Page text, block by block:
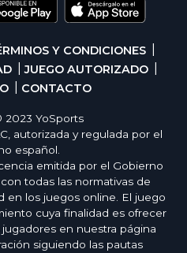
Y CONDICIONES
JUEGO AUTORIZADO
CONTACTO
2023 YoSports
autorizada y regulada por el
español.
emitida por el Gobierno
todas las normativas de
en los juegos online. El juego
cuya finalidad es ofrecer
en nuestra página
siguiendo las pautas